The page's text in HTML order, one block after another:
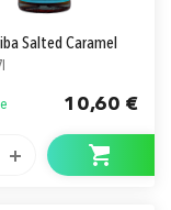
Salted Caramel
10,60 €